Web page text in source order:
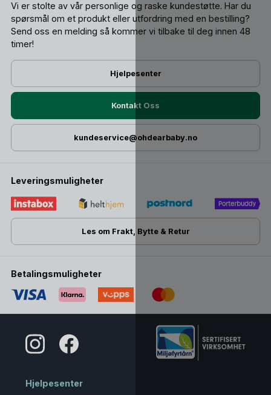
Vi er stolte av vår personlige og raske kundestøtte. Har du
spørsmål om et produkt eller utfordring med en bestilling?
Send oss ​​en melding så kommer vi tilbake til deg innen 48
timer!
Hjelpesenter
Kontakt Oss
kundeservice@ohdearbaby.no
Leveringsmuligheter
Les om Frakt, Bytte & Retur
Betalingsmuligheter
Hjelpesenter